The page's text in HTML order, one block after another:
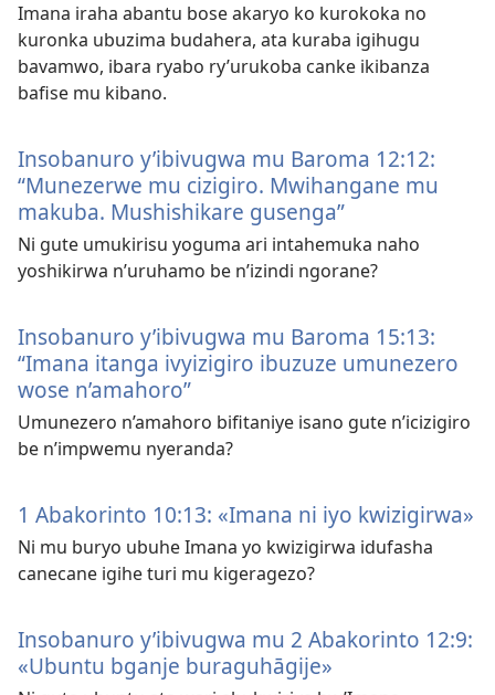
Imana iraha abantu bose akaryo ko kurokoka no
kuronka ubuzima budahera, ata kuraba igihugu
bavamwo, ibara ryabo ry’urukoba canke ikibanza
bafise mu kibano.
Insobanuro y’ibivugwa mu Baroma 12:12:
“Munezerwe mu cizigiro. Mwihangane mu
makuba. Mushishikare gusenga”
Ni gute umukirisu yoguma ari intahemuka naho
yoshikirwa n’uruhamo be n’izindi ngorane?
Insobanuro y’ibivugwa mu Baroma 15:13:
“Imana itanga ivyizigiro ibuzuze umunezero
wose n’amahoro”
Umunezero n’amahoro bifitaniye isano gute n’icizigiro
be n’impwemu nyeranda?
1 Abakorinto 10:13: «Imana ni iyo kwizigirwa»
Ni mu buryo ubuhe Imana yo kwizigirwa idufasha
canecane igihe turi mu kigeragezo?
Insobanuro y’ibivugwa mu 2 Abakorinto 12:9:
«Ubuntu bganje buraguhāgije»